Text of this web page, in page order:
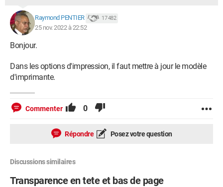
Raymond PENTIER 17 482
25 nov. 2022 à 22:52
Bonjour.
Dans les options d'impression, il faut mettre à jour le modèle
d'imprimante.
Commenter 0
Répondre Posez votre question
Discussions similaires
Transparence en tete et bas de page